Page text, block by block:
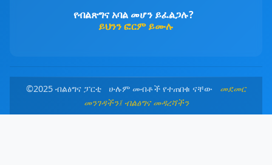
የብልጽግና አባል መሆን ይፈልጋሉ?
ይህንን ፎርም ይሙሉ
©2025 ብልፅግና ፓርቲ ሁሉም መብቶች የተጠበቁ ናቸው መደመር
መንገዳችን፤ ብልፅግና መዳረሻችን